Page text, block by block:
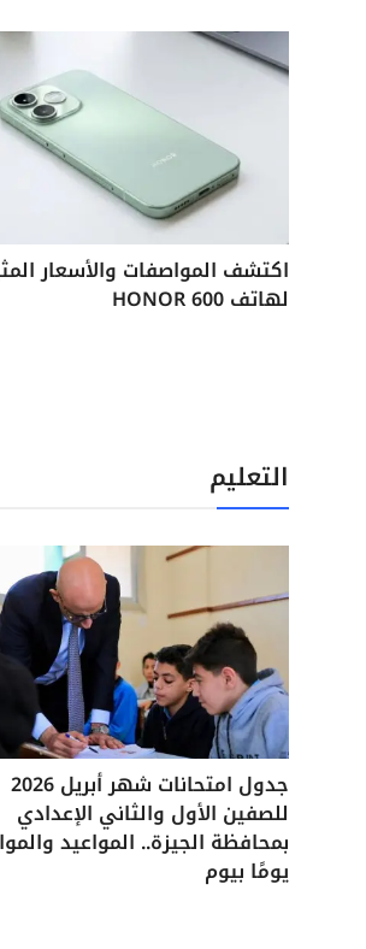
اكتشف المواصفات والأسعار
لهاتف HONOR 600
التعليم
جدول امتحانات شهر أبريل 2026
للصفين الأول والثاني الإعدادي
بمحافظة الجيزة.. المواعيد
يومًا بيوم